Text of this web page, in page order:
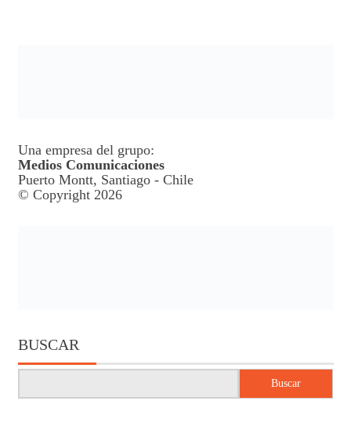
Una empresa del grupo:
Medios Comunicaciones
Puerto Montt, Santiago - Chile
© Copyright 2026
BUSCAR
Buscar